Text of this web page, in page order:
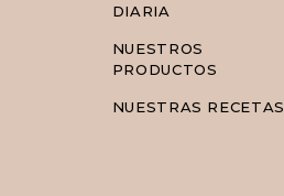
DIARIA
NUESTROS
PRODUCTOS
NUESTRAS RECETAS